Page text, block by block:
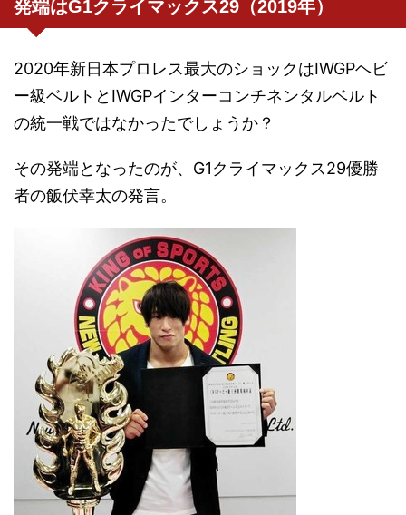
発端はG1クライマックス29（2019年）
2020年新日本プロレス最大のショックはIWGPヘビ
ー級ベルトとIWGPインターコンチネンタルベルト
の統一戦ではなかったでしょうか？
その発端となったのが、G1クライマックス29優勝
者の飯伏幸太の発言。